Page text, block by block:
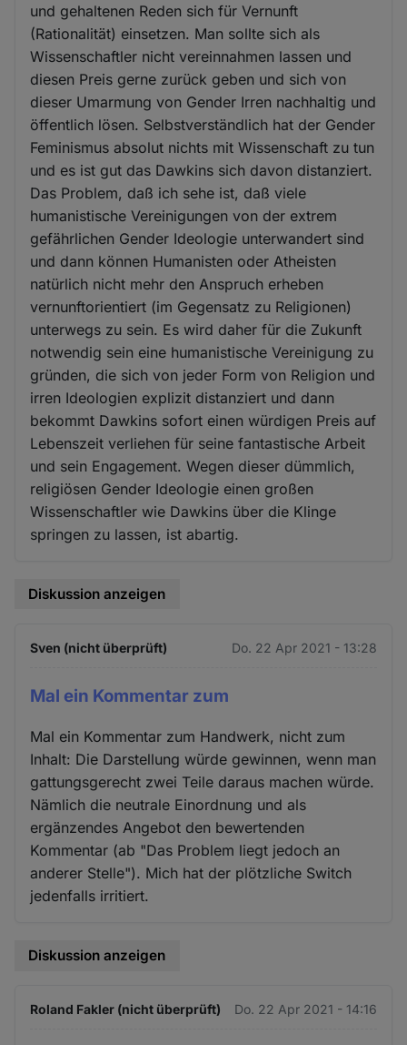
und gehaltenen Reden sich für Vernunft
(Rationalität) einsetzen. Man sollte sich als
Wissenschaftler nicht vereinnahmen lassen und
diesen Preis gerne zurück geben und sich von
dieser Umarmung von Gender Irren nachhaltig und
öffentlich lösen. Selbstverständlich hat der Gender
Feminismus absolut nichts mit Wissenschaft zu tun
und es ist gut das Dawkins sich davon distanziert.
Das Problem, daß ich sehe ist, daß viele
humanistische Vereinigungen von der extrem
gefährlichen Gender Ideologie unterwandert sind
und dann können Humanisten oder Atheisten
natürlich nicht mehr den Anspruch erheben
vernunftorientiert (im Gegensatz zu Religionen)
unterwegs zu sein. Es wird daher für die Zukunft
notwendig sein eine humanistische Vereinigung zu
gründen, die sich von jeder Form von Religion und
irren Ideologien explizit distanziert und dann
bekommt Dawkins sofort einen würdigen Preis auf
Lebenszeit verliehen für seine fantastische Arbeit
und sein Engagement. Wegen dieser dümmlich,
religiösen Gender Ideologie einen großen
Wissenschaftler wie Dawkins über die Klinge
springen zu lassen, ist abartig.
Diskussion anzeigen
Sven (nicht überprüft) Do. 22 Apr 2021 - 13:28
Mal ein Kommentar zum
Mal ein Kommentar zum Handwerk, nicht zum
Inhalt: Die Darstellung würde gewinnen, wenn man
gattungsgerecht zwei Teile daraus machen würde.
Nämlich die neutrale Einordnung und als
ergänzendes Angebot den bewertenden
Kommentar (ab "Das Problem liegt jedoch an
anderer Stelle"). Mich hat der plötzliche Switch
jedenfalls irritiert.
Diskussion anzeigen
Roland Fakler (nicht überprüft) Do. 22 Apr 2021 - 14:16